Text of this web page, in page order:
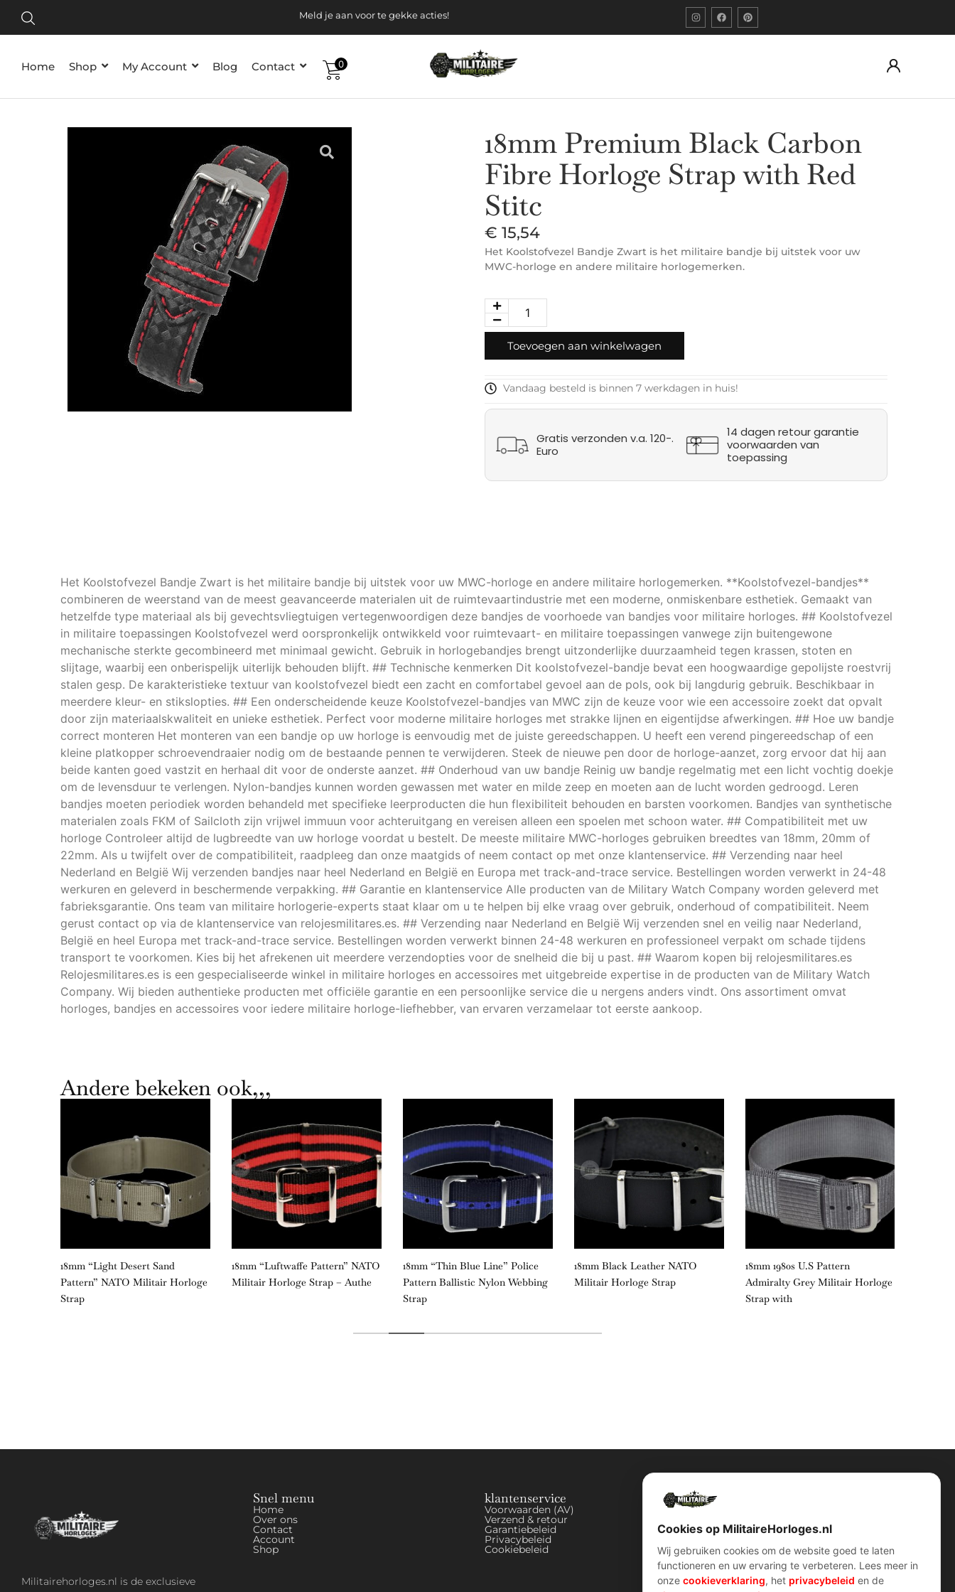
Meld je aan voor te gekke acties!
Home Shop My Account Blog Contact 0
18mm Premium Black Carbon
Fibre Horloge Strap with Red
Stitc
€ 15,54
Het Koolstofvezel Bandje Zwart is het militaire bandje bij uitstek voor uw
MWC-horloge en andere militaire horlogemerken.
Toevoegen aan winkelwagen
Vandaag besteld is binnen 7 werkdagen in huis!
Gratis verzonden v.a. 120-.
Euro
14 dagen retour garantie
voorwaarden van
toepassing
Het Koolstofvezel Bandje Zwart is het militaire bandje bij uitstek voor uw MWC-horloge en andere militaire horlogemerken. **Koolstofvezel-bandjes**
combineren de weerstand van de meest geavanceerde materialen uit de ruimtevaartindustrie met een moderne, onmiskenbare esthetiek. Gemaakt van
hetzelfde type materiaal als bij gevechtsvliegtuigen vertegenwoordigen deze bandjes de voorhoede van bandjes voor militaire horloges. ## Koolstofvezel
in militaire toepassingen Koolstofvezel werd oorspronkelijk ontwikkeld voor ruimtevaart- en militaire toepassingen vanwege zijn buitengewone
mechanische sterkte gecombineerd met minimaal gewicht. Gebruik in horlogebandjes brengt uitzonderlijke duurzaamheid tegen krassen, stoten en
slijtage, waarbij een onberispelijk uiterlijk behouden blijft. ## Technische kenmerken Dit koolstofvezel-bandje bevat een hoogwaardige gepolijste roestvrij
stalen gesp. De karakteristieke textuur van koolstofvezel biedt een zacht en comfortabel gevoel aan de pols, ook bij langdurig gebruik. Beschikbaar in
meerdere kleur- en stikslopties. ## Een onderscheidende keuze Koolstofvezel-bandjes van MWC zijn de keuze voor wie een accessoire zoekt dat opvalt
door zijn materiaalskwaliteit en unieke esthetiek. Perfect voor moderne militaire horloges met strakke lijnen en eigentijdse afwerkingen. ## Hoe uw bandje
correct monteren Het monteren van een bandje op uw horloge is eenvoudig met de juiste gereedschappen. U heeft een verend pingereedschap of een
kleine platkopper schroevendraaier nodig om de bestaande pennen te verwijderen. Steek de nieuwe pen door de horloge-aanzet, zorg ervoor dat hij aan
beide kanten goed vastzit en herhaal dit voor de onderste aanzet. ## Onderhoud van uw bandje Reinig uw bandje regelmatig met een licht vochtig doekje
om de levensduur te verlengen. Nylon-bandjes kunnen worden gewassen met water en milde zeep en moeten aan de lucht worden gedroogd. Leren
bandjes moeten periodiek worden behandeld met specifieke leerproducten die hun flexibiliteit behouden en barsten voorkomen. Bandjes van synthetische
materialen zoals FKM of Sailcloth zijn vrijwel immuun voor achteruitgang en vereisen alleen een spoelen met schoon water. ## Compatibiliteit met uw
horloge Controleer altijd de lugbreedte van uw horloge voordat u bestelt. De meeste militaire MWC-horloges gebruiken breedtes van 18mm, 20mm of
22mm. Als u twijfelt over de compatibiliteit, raadpleeg dan onze maatgids of neem contact op met onze klantenservice. ## Verzending naar heel
Nederland en België Wij verzenden bandjes naar heel Nederland en België en Europa met track-and-trace service. Bestellingen worden verwerkt in 24-48
werkuren en geleverd in beschermende verpakking. ## Garantie en klantenservice Alle producten van de Military Watch Company worden geleverd met
fabrieksgarantie. Ons team van militaire horlogerie-experts staat klaar om u te helpen bij elke vraag over gebruik, onderhoud of compatibiliteit. Neem
gerust contact op via de klantenservice van relojesmilitares.es. ## Verzending naar Nederland en België Wij verzenden snel en veilig naar Nederland,
België en heel Europa met track-and-trace service. Bestellingen worden verwerkt binnen 24-48 werkuren en professioneel verpakt om schade tijdens
transport te voorkomen. Kies bij het afrekenen uit meerdere verzendopties voor de snelheid die bij u past. ## Waarom kopen bij relojesmilitares.es
Relojesmilitares.es is een gespecialiseerde winkel in militaire horloges en accessoires met uitgebreide expertise in de producten van de Military Watch
Company. Wij bieden authentieke producten met officiële garantie en een persoonlijke service die u nergens anders vindt. Ons assortiment omvat
horloges, bandjes en accessoires voor iedere militaire horloge-liefhebber, van ervaren verzamelaar tot eerste aankoop.
Andere bekeken ook,,,
18mm “Light Desert Sand
Pattern” NATO Militair Horloge
Strap
18mm “Luftwaffe Pattern” NATO
Militair Horloge Strap – Authe
18mm “Thin Blue Line” Police
Pattern Ballistic Nylon Webbing
Strap
18mm Black Leather NATO
Militair Horloge Strap
18mm 1980s U.S Pattern
Admiralty Grey Militair Horloge
Strap with
Militairehorloges.nl is de exclusieve
Snel menu
Home
Over ons
Contact
Account
Shop
klantenservice
Voorwaarden (AV)
Verzend & retour
Garantiebeleid
Privacybeleid
Cookiebeleid
Contact Info
Kvk: 74829491
info@militairehorloges.nl
Cookies op MilitaireHorloges.nl
Wij gebruiken cookies om de website goed te laten
functioneren en uw ervaring te verbeteren. Lees meer in
onze cookieverklaring, het privacybeleid en de